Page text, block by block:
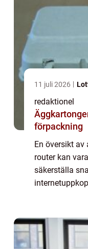
11 juli 2026
redaktionel
Äggkartonger mer än bara
förpackning
En översikt av
router kan
säkerställa
enheter i h...